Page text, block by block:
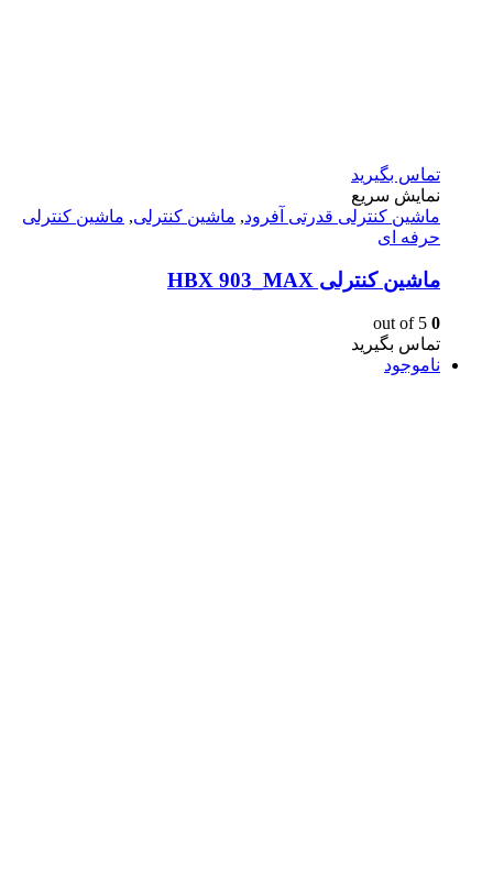
تماس بگیرید
نمایش سریع
ماشين كنترلى قدرتى آفرود, ماشین کنترلی, ماشین کنترلی
حرفه ای
ماشین کنترلی HBX 903_MAX
0
تماس بگیرید
ناموجود